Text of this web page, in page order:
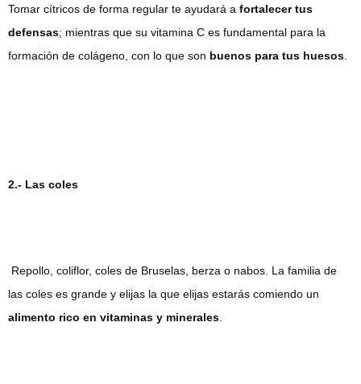
Tomar cítricos de forma regular te ayudará a fortalecer tus
defensas; mientras que su vitamina C es fundamental para la
formación de colágeno, con lo que son buenos para tus huesos
2.- Las coles
Repollo, coliflor, coles de Bruselas, berza o nabos. La familia de
las coles es grande y elijas la que elijas estarás comiendo un
alimento rico en vitaminas y minerales.